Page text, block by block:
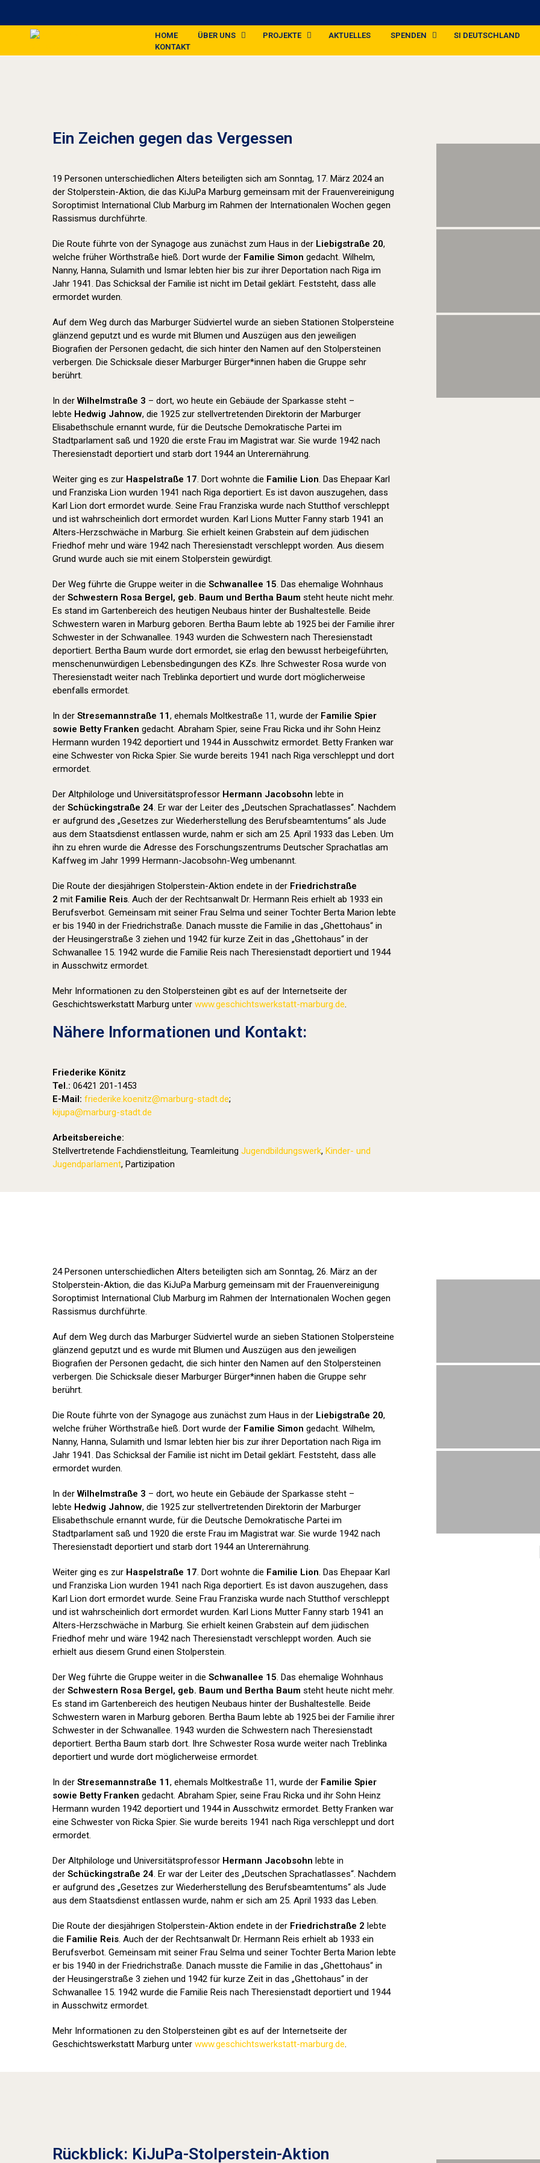
HOME ÜBER UNS PROJEKTE AKTUELLES SPENDEN
SI DEUTSCHLAND
KONTAKT
Ein Zeichen gegen das Vergessen
19 Personen unterschiedlichen Alters beteiligten sich am Sonntag, 17. März 2024 an
der Stolperstein-Aktion, die das KiJuPa Marburg gemeinsam mit der Frauenvereinigung
Soroptimist International Club Marburg im Rahmen der Internationalen Wochen gegen
Rassismus durchführte.
Die Route führte von der Synagoge aus zunächst zum Haus in der Liebigstraße 20,
welche früher Wörthstraße hieß. Dort wurde der Familie Simon gedacht. Wilhelm,
Nanny, Hanna, Sulamith und Ismar lebten hier bis zur ihrer Deportation nach Riga im
Jahr 1941. Das Schicksal der Familie ist nicht im Detail geklärt. Feststeht, dass alle
ermordet wurden.
Auf dem Weg durch das Marburger Südviertel wurde an sieben Stationen Stolpersteine
glänzend geputzt und es wurde mit Blumen und Auszügen aus den jeweiligen
Biografien der Personen gedacht, die sich hinter den Namen auf den Stolpersteinen
verbergen. Die Schicksale dieser Marburger Bürger*innen haben die Gruppe sehr
berührt.
In der Wilhelmstraße 3 – dort, wo heute ein Gebäude der Sparkasse steht –
lebte Hedwig Jahnow, die 1925 zur stellvertretenden Direktorin der Marburger
Elisabethschule ernannt wurde, für die Deutsche Demokratische Partei im
Stadtparlament saß und 1920 die erste Frau im Magistrat war. Sie wurde 1942 nach
Theresienstadt deportiert und starb dort 1944 an Unterernährung.
Weiter ging es zur Haspelstraße 17. Dort wohnte die Familie Lion. Das Ehepaar Karl
und Franziska Lion wurden 1941 nach Riga deportiert. Es ist davon auszugehen, dass
Karl Lion dort ermordet wurde. Seine Frau Franziska wurde nach Stutthof verschleppt
und ist wahrscheinlich dort ermordet wurden. Karl Lions Mutter Fanny starb 1941 an
Alters-Herzschwäche in Marburg. Sie erhielt keinen Grabstein auf dem jüdischen
Friedhof mehr und wäre 1942 nach Theresienstadt verschleppt worden. Aus diesem
Grund wurde auch sie mit einem Stolperstein gewürdigt.
Der Weg führte die Gruppe weiter in die Schwanallee 15. Das ehemalige Wohnhaus
der Schwestern Rosa Bergel, geb. Baum und Bertha Baum steht heute nicht mehr.
Es stand im Gartenbereich des heutigen Neubaus hinter der Bushaltestelle. Beide
Schwestern waren in Marburg geboren. Bertha Baum lebte ab 1925 bei der Familie ihrer
Schwester in der Schwanallee. 1943 wurden die Schwestern nach Theresienstadt
deportiert. Bertha Baum wurde dort ermordet, sie erlag den bewusst herbeigeführten,
menschenunwürdigen Lebensbedingungen des KZs. Ihre Schwester Rosa wurde von
Theresienstadt weiter nach Treblinka deportiert und wurde dort möglicherweise
ebenfalls ermordet.
In der Stresemannstraße 11, ehemals Moltkestraße 11, wurde der Familie Spier
sowie Betty Franken gedacht. Abraham Spier, seine Frau Ricka und ihr Sohn Heinz
Hermann wurden 1942 deportiert und 1944 in Ausschwitz ermordet. Betty Franken war
eine Schwester von Ricka Spier. Sie wurde bereits 1941 nach Riga verschleppt und dort
ermordet.
Der Altphilologe und Universitätsprofessor Hermann Jacobsohn lebte in
der Schückingstraße 24. Er war der Leiter des „Deutschen Sprachatlasses“. Nachdem
er aufgrund des „Gesetzes zur Wiederherstellung des Berufsbeamtentums“ als Jude
aus dem Staatsdienst entlassen wurde, nahm er sich am 25. April 1933 das Leben. Um
ihn zu ehren wurde die Adresse des Forschungszentrums Deutscher Sprachatlas am
Kaffweg im Jahr 1999 Hermann-Jacobsohn-Weg umbenannt.
Die Route der diesjährigen Stolperstein-Aktion endete in der Friedrichstraße
2 mit Familie Reis. Auch der der Rechtsanwalt Dr. Hermann Reis erhielt ab 1933 ein
Berufsverbot. Gemeinsam mit seiner Frau Selma und seiner Tochter Berta Marion lebte
er bis 1940 in der Friedrichstraße. Danach musste die Familie in das „Ghettohaus“ in
der Heusingerstraße 3 ziehen und 1942 für kurze Zeit in das „Ghettohaus“ in der
Schwanallee 15. 1942 wurde die Familie Reis nach Theresienstadt deportiert und 1944
in Ausschwitz ermordet.
Mehr Informationen zu den Stolpersteinen gibt es auf der Internetseite der
Geschichtswerkstatt Marburg unter www.geschichtswerkstatt-marburg.de.
Nähere Informationen und Kontakt:
Friederike Könitz
Tel.: 06421 201-1453
E-Mail: friederike.koenitz@marburg-stadt.de;
kijupa@marburg-stadt.de
Arbeitsbereiche:
Stellvertretende Fachdienstleitung, Teamleitung Jugendbildungswerk, Kinder- und
Jugendparlament, Partizipation
24 Personen unterschiedlichen Alters beteiligten sich am Sonntag, 26. März an der
Stolperstein-Aktion, die das KiJuPa Marburg gemeinsam mit der Frauenvereinigung
Soroptimist International Club Marburg im Rahmen der Internationalen Wochen gegen
Rassismus durchführte.
Auf dem Weg durch das Marburger Südviertel wurde an sieben Stationen Stolpersteine
glänzend geputzt und es wurde mit Blumen und Auszügen aus den jeweiligen
Biografien der Personen gedacht, die sich hinter den Namen auf den Stolpersteinen
verbergen. Die Schicksale dieser Marburger Bürger*innen haben die Gruppe sehr
berührt.
Die Route führte von der Synagoge aus zunächst zum Haus in der Liebigstraße 20,
welche früher Wörthstraße hieß. Dort wurde der Familie Simon gedacht. Wilhelm,
Nanny, Hanna, Sulamith und Ismar lebten hier bis zur ihrer Deportation nach Riga im
Jahr 1941. Das Schicksal der Familie ist nicht im Detail geklärt. Feststeht, dass alle
ermordet wurden.
In derWilhelmstraße 3 – dort, wo heute ein Gebäude der Sparkasse steht –
lebte Hedwig Jahnow, die 1925 zur stellvertretenden Direktorin der Marburger
Elisabethschule ernannt wurde, für die Deutsche Demokratische Partei im
Stadtparlament saß und 1920 die erste Frau im Magistrat war. Sie wurde 1942 nach
Theresienstadt deportiert und starb dort 1944 an Unterernährung.
Weiter ging es zur Haspelstraße 17. Dort wohnte die Familie Lion. Das Ehepaar Karl
und Franziska Lion wurden 1941 nach Riga deportiert. Es ist davon auszugehen, dass
Karl Lion dort ermordet wurde. Seine Frau Franziska wurde nach Stutthof verschleppt
und ist wahrscheinlich dort ermordet wurden. Karl Lions Mutter Fanny starb 1941 an
Alters-Herzschwäche in Marburg. Sie erhielt keinen Grabstein auf dem jüdischen
Friedhof mehr und wäre 1942 nach Theresienstadt verschleppt worden. Auch sie
erhielt aus diesem Grund einen Stolperstein.
Der Weg führte die Gruppe weiter in die Schwanallee 15. Das ehemalige Wohnhaus
der Schwestern Rosa Bergel, geb. Baum und Bertha Baum steht heute nicht mehr.
Es stand im Gartenbereich des heutigen Neubaus hinter der Bushaltestelle. Beide
Schwestern waren in Marburg geboren. Bertha Baum lebte ab 1925 bei der Familie ihrer
Schwester in der Schwanallee. 1943 wurden die Schwestern nach Theresienstadt
deportiert. Bertha Baum starb dort. Ihre Schwester Rosa wurde weiter nach Treblinka
deportiert und wurde dort möglicherweise ermordet.
In der Stresemannstraße 11, ehemals Moltkestraße 11, wurde der Familie Spier
sowie Betty Franken gedacht. Abraham Spier, seine Frau Ricka und ihr Sohn Heinz
Hermann wurden 1942 deportiert und 1944 in Ausschwitz ermordet. Betty Franken war
eine Schwester von Ricka Spier. Sie wurde bereits 1941 nach Riga verschleppt und dort
ermordet.
Der Altphilologe und Universitätsprofessor Hermann Jacobsohn lebte in
der Schückingstraße 24. Er war der Leiter des „Deutschen Sprachatlasses“. Nachdem
er aufgrund des „Gesetzes zur Wiederherstellung des Berufsbeamtentums“ als Jude
aus dem Staatsdienst entlassen wurde, nahm er sich am 25. April 1933 das Leben.
Die Route der diesjährigen Stolperstein-Aktion endete in der Friedrichstraße 2 lebte
die Familie Reis. Auch der der Rechtsanwalt Dr. Hermann Reis erhielt ab 1933 ein
Berufsverbot. Gemeinsam mit seiner Frau Selma und seiner Tochter Berta Marion lebte
er bis 1940 in der Friedrichstraße. Danach musste die Familie in das „Ghettohaus“ in
der Heusingerstraße 3 ziehen und 1942 für kurze Zeit in das „Ghettohaus“ in der
Schwanallee 15. 1942 wurde die Familie Reis nach Theresienstadt deportiert und 1944
in Ausschwitz ermordet.
Mehr Informationen zu den Stolpersteinen gibt es auf der Internetseite der
Geschichtswerkstatt Marburg unter www.geschichtswerkstatt-marburg.de.
Rückblick: KiJuPa-Stolperstein-Aktion